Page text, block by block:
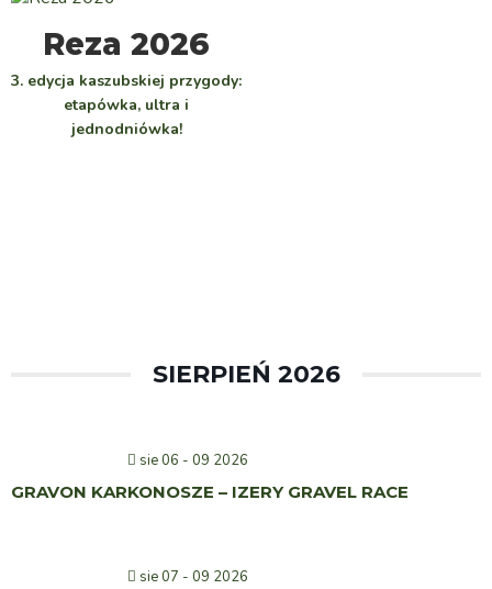
WYBIERZ
Reza 2026
3. edycja kaszubskiej przygody:
etapówka, ultra i
jednodniówka!
SIERPIEŃ 2026
sie 06 - 09 2026
GRAVON KARKONOSZE – IZERY GRAVEL RACE
sie 07 - 09 2026